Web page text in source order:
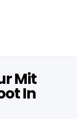
Mit
In